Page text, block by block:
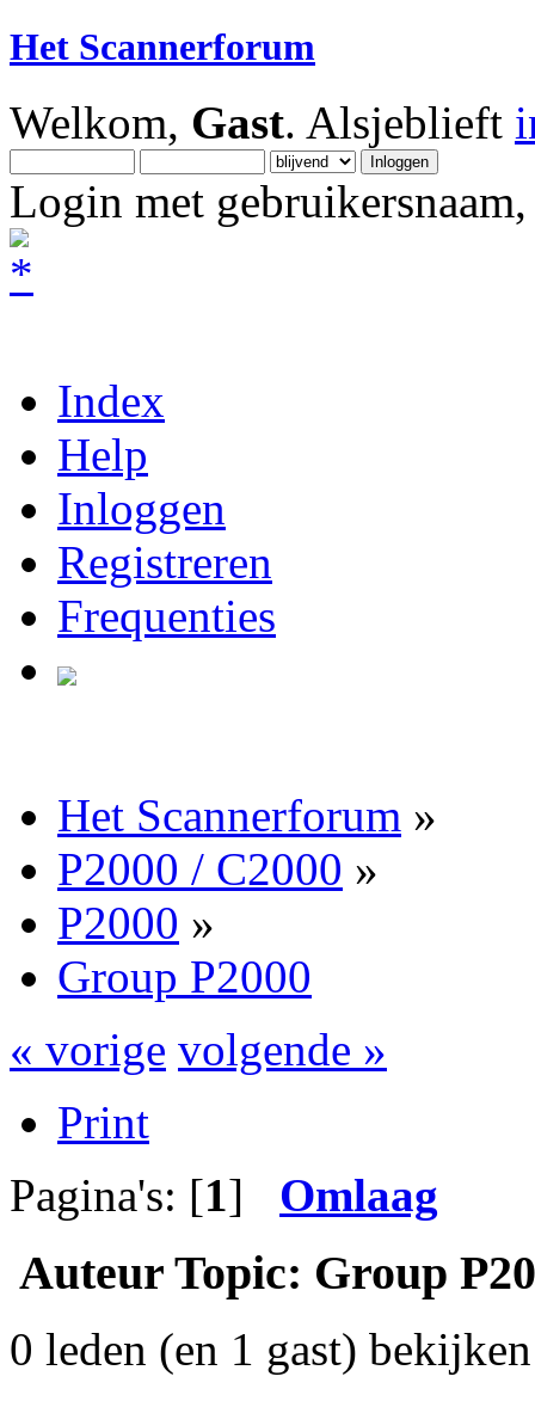
Het Scannerforum
Welkom, Gast. Alsjeblieft
Login met
Index
Help
Inloggen
Registreren
Frequenties
Het Scannerforum »
P2000 / C2000 »
P2000 »
Group P2000
« vorige volgende »
Print
Pagina's: [1] Omlaag
Auteur Topic: Group
0 leden (en 1 gast)